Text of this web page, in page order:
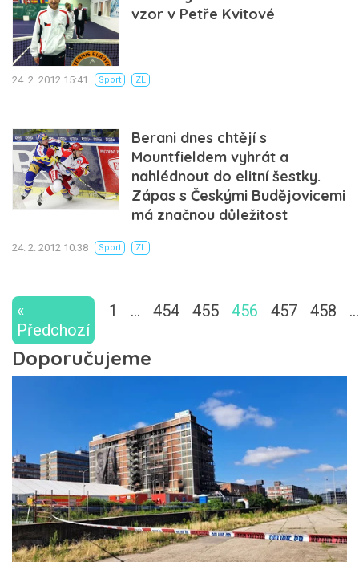
vzor v Petře Kvitové
24. 2. 2012 15:41 Sport ZL
Berani dnes chtějí s
Mountfieldem vyhrát a
nahlédnout do elitní šestky.
Zápas s Českými Budějovicemi
má značnou důležitost
24. 2. 2012 10:38 Sport ZL
«
Předchozí
1 … 454 455 456 457 458 …